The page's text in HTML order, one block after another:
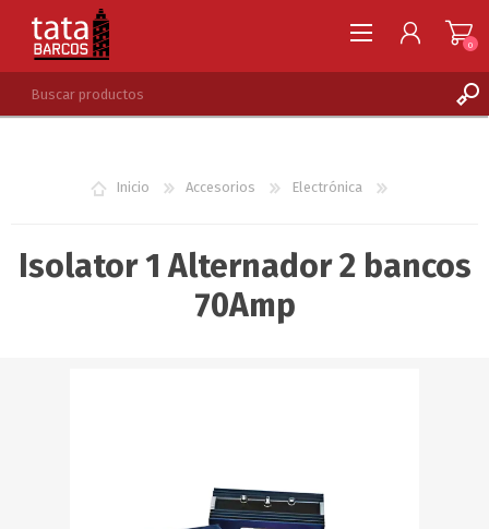
LISTA DE DESEOS
0
Inicio Accesorios Electrónica
Isolator 1 Alternador 2 bancos
70Amp